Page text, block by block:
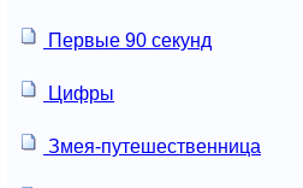
Первые 90 секунд
Цифры
Змея-путешественница